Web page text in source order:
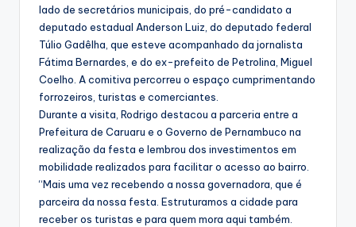
lado de secretários municipais, do pré-candidato a
deputado estadual Anderson Luiz, do deputado federal
Túlio Gadêlha, que esteve acompanhado da jornalista
Fátima Bernardes, e do ex-prefeito de Petrolina, Miguel
Coelho. A comitiva percorreu o espaço cumprimentando
forrozeiros, turistas e comerciantes.
Durante a visita, Rodrigo destacou a parceria entre a
Prefeitura de Caruaru e o Governo de Pernambuco na
realização da festa e lembrou dos investimentos em
mobilidade realizados para facilitar o acesso ao bairro.
“Mais uma vez recebendo a nossa governadora, que é
parceira da nossa festa. Estruturamos a cidade para
receber os turistas e para quem mora aqui também.